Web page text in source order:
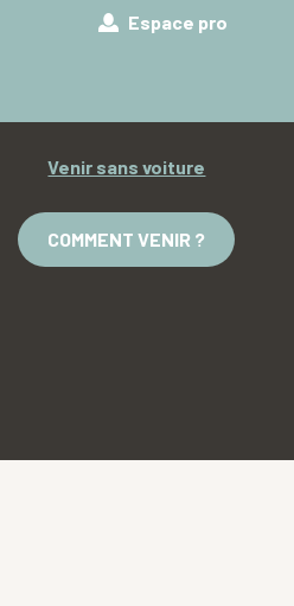
Espace pro
Venir sans voiture
COMMENT VENIR ?